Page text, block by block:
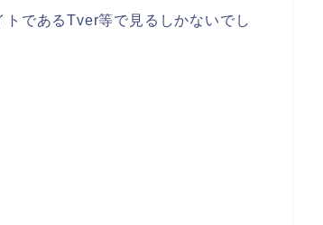
であるTver等で見るしかないでし